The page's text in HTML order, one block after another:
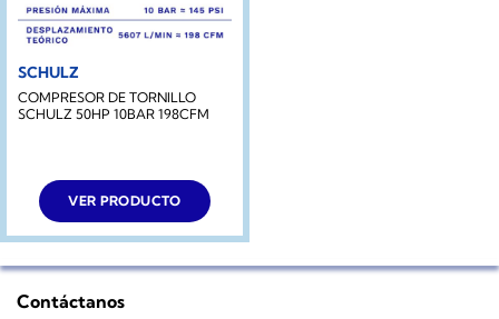
SCHULZ
COMPRESOR DE TORNILLO
SCHULZ 50HP 10BAR 198CFM
VER PRODUCTO
Contáctanos